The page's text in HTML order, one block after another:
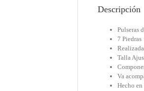
Descripción
Pulseras
7
Talla
Va
Hecho en